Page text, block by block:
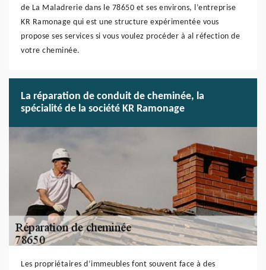
de La Maladrerie dans le 78650 et ses environs, l’entreprise
KR Ramonage qui est une structure expérimentée vous
propose ses services si vous voulez procéder à al réfection de
votre cheminée.
La réparation de conduit de cheminée, la
spécialité de la société KR Ramonage
Les propriétaires d’immeubles font souvent face à des